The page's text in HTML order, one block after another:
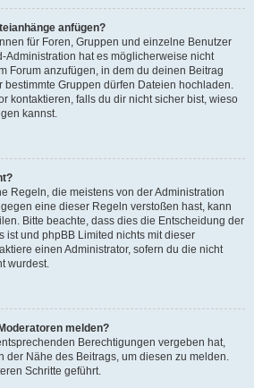
anfügen?
für Foren, Gruppen und einzelne Benutzer
Administration hat es möglicherweise nicht
Forum anzufügen, in dem du deinen Beitrag
bestimmte Gruppen dürfen Dateien hochladen.
kontaktieren, falls du dir nicht sicher bist, wieso
kannst.
Regeln, die meistens von der Administration
eine dieser Regeln verstoßen hast, kann
Bitte beachte, dass dies die Entscheidung der
ist und phpBB Limited nichts mit dieser
einen Administrator, sofern du die nicht
wurdest.
melden?
Berechtigungen vergeben hat,
der Nähe des Beitrags, um diesen zu melden.
Schritte geführt.